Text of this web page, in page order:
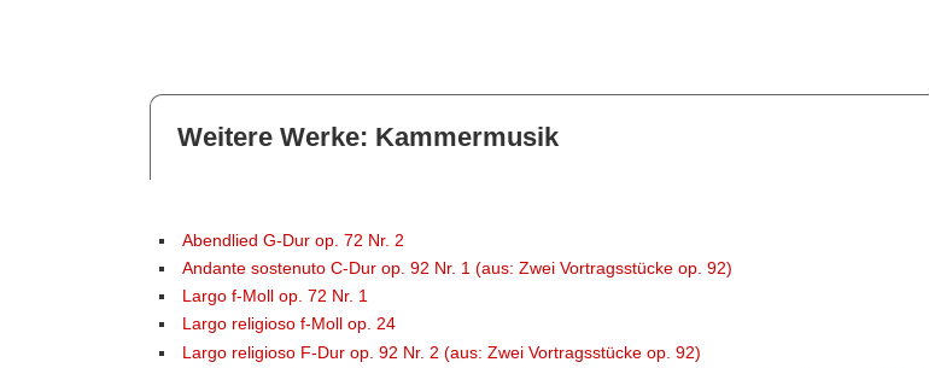
Weitere Werke: Kammermusik
Abendlied G-Dur op. 72 Nr. 2
Andante sostenuto C-Dur op. 92 Nr. 1 (aus: Zwei Vortragsstücke op. 92)
Largo f-Moll op. 72 Nr. 1
Largo religioso f-Moll op. 24
Largo religioso F-Dur op. 92 Nr. 2 (aus: Zwei Vortragsstücke op. 92)